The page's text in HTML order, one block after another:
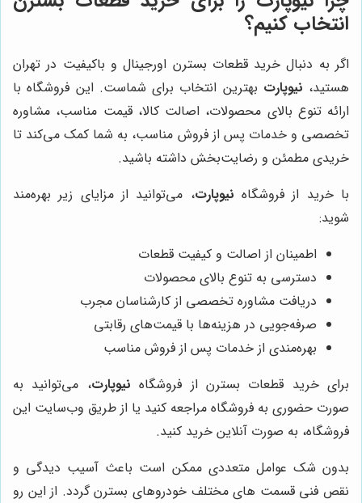
انتخاب کنیم؟
اگر به دنبال خرید قطعات بسترن اورجینال و باکیفیت در تهران
هستید، نیوپارت بهترین انتخاب برای شماست. این فروشگاه با
ارائه تنوع بالای محصولات، اصالت کالا، قیمت مناسب، مشاوره
تخصصی و خدمات پس از فروش مناسب، به شما کمک می‌کند تا
خریدی مطمئن و رضایت‌بخش داشته باشید.
با خرید از فروشگاه نیوپارت، می‌توانید از مزایای زیر بهره‌مند
شوید:
اطمینان از اصالت و کیفیت قطعات
دسترسی به تنوع بالای محصولات
دریافت مشاوره تخصصی از کارشناسان مجرب
صرفه‌جویی در هزینه‌ها با قیمت‌های رقابتی
بهره‌مندی از خدمات پس از فروش مناسب
برای خرید قطعات بسترن از فروشگاه نیوپارت، می‌توانید به
صورت حضوری به فروشگاه مراجعه کنید یا از طریق وب‌سایت این
فروشگاه، به صورت آنلاین خرید کنید.
بدون شک عوامل متعددی ممکن است باعث آسیب دیدگی و
نقص فنی قسمت های مختلف خودروهای بسترن گردد. از این رو